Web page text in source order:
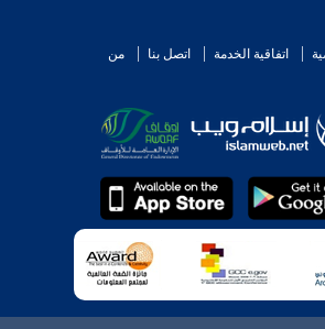
اتفاقية الخدمة اتصل بنا
من